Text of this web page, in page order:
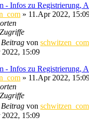
- Infos zu Registrierung,
» 11.Apr 2022,
Zugriffe
Beitrag von schwitzen_com
15:09
- Infos zu Registrierung,
» 11.Apr 2022,
Zugriffe
Beitrag von schwitzen_com
15:09